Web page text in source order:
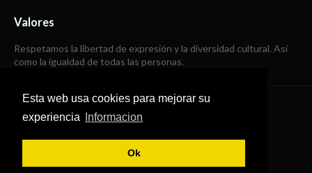
Esta web usa cookies para mejorar su
experiencia
Informacion
Ok
Valores
Respetamos la libertad de expresión y la diversidad cultural. Así
como la igualdad de todas las personas.
Copyright © 1998 -